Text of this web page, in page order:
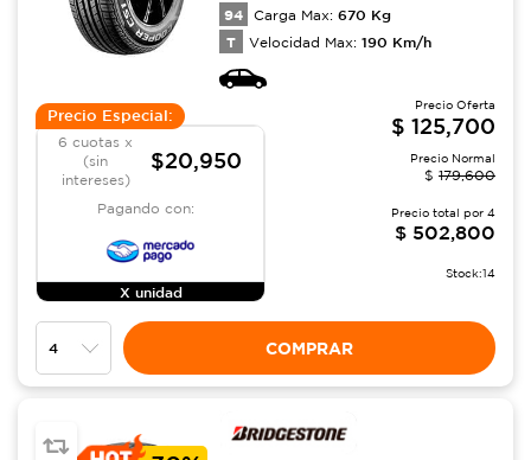
94 Carga Max: 670 Kg
T Velocidad Max: 190 Km/h
Precio Especial:
6 cuotas x
(sin
intereses)
$20,950
Pagando con:
X unidad
Precio Oferta
$ 125,700
Precio Normal
$ 179,600
Precio total por 4
$ 502,800
Stock:14
COMPRAR